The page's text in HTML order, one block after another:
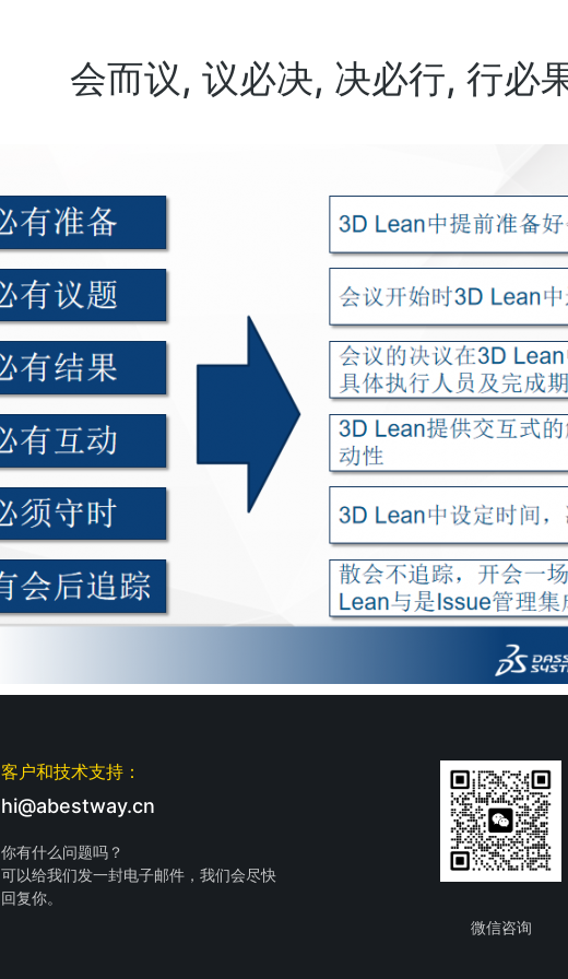
会而议, 议必决, 决必行, 行必
客户和技术支持：
hi@abestway.cn
你有什么问题吗？
可以给我们发一封电子邮件，我们会尽快
回复你。
微信咨询